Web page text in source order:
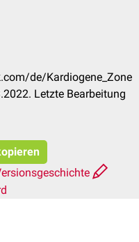
de/Kardiogene_Zone
Letzte Bearbeitung